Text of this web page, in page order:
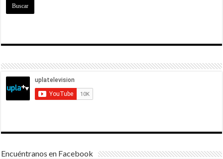
Encuéntranos en Facebook